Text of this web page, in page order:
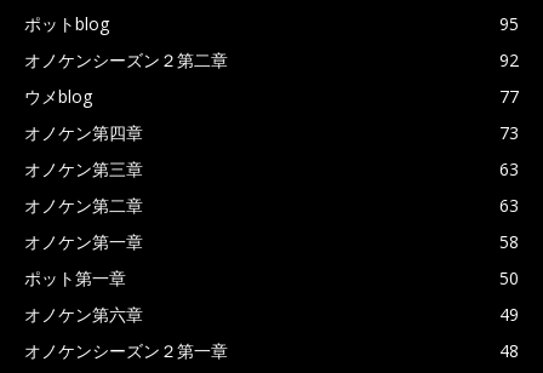
ポットblog
95
オノケンシーズン２第二章
92
ウメblog
77
オノケン第四章
73
オノケン第三章
63
オノケン第二章
63
オノケン第一章
58
ポット第一章
50
オノケン第六章
49
オノケンシーズン２第一章
48